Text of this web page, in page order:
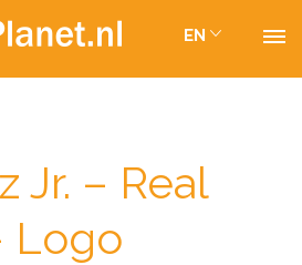
EN
Jr. – Real
Logo